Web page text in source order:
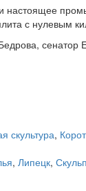
настоящее
с нулевым
скультура,
, Липецк,